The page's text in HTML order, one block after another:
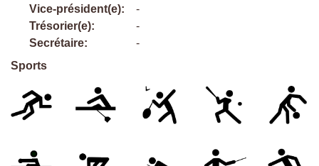
Vice-président(e):
Trésorier(e):
Secrétaire:
-
-
-
Sports